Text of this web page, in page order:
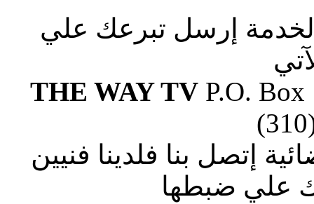
إرسل تبرعك علي
THE WAY TVP.O. Box
إتصل بنا فلدينا فنيين
علي ضبطها